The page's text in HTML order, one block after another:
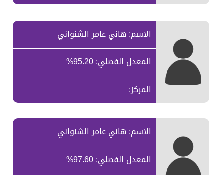
الاسم: هاني عامر الشنواني
المعدل الفصلي: 95.20%
المركز:
الاسم: هاني عامر الشنواني
المعدل الفصلي: 97.60%